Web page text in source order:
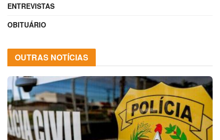
ENTREVISTAS
OBITUÁRIO
OUTRAS NOTÍCIAS